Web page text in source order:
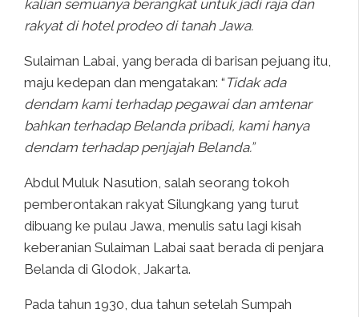
kalian semuanya berangkat untuk jadi raja dan
rakyat di hotel prodeo di tanah Jawa.
Sulaiman Labai, yang berada di barisan pejuang itu,
maju kedepan dan mengatakan: “ Tidak ada
dendam kami terhadap pegawai dan amtenar
bahkan terhadap Belanda pribadi, kami hanya
dendam terhadap penjajah Belanda.”
Abdul Muluk Nasution, salah seorang tokoh
pemberontakan rakyat Silungkang yang turut
dibuang ke pulau Jawa, menulis satu lagi kisah
keberanian Sulaiman Labai saat berada di penjara
Belanda di Glodok, Jakarta.
Pada tahun 1930, dua tahun setelah Sumpah